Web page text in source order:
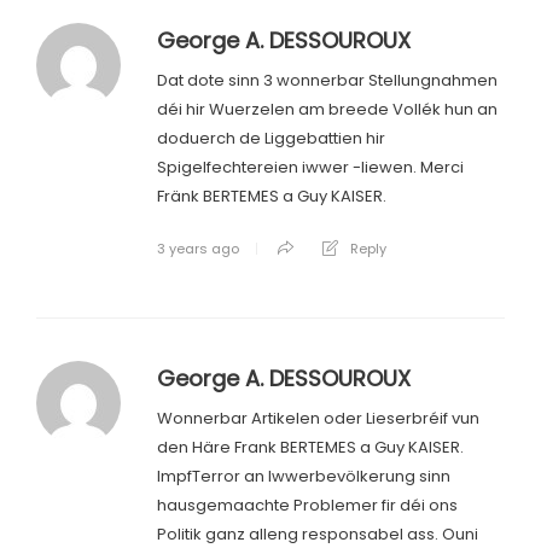
George A. DESSOUROUX
Dat dote sinn 3 wonnerbar Stellungnahmen
déi hir Wuerzelen am breede Vollék hun an
doduerch de Liggebattien hir
Spigelfechtereien iwwer -liewen. Merci
Fränk BERTEMES a Guy KAISER.
3 years ago Reply
George A. DESSOUROUX
Wonnerbar Artikelen oder Lieserbréif vun
den Häre Frank BERTEMES a Guy KAISER.
ImpfTerror an Iwwerbevölkerung sinn
hausgemaachte Problemer fir déi ons
Politik ganz alleng responsabel ass. Ouni